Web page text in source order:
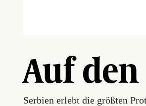
Auf
Serbien erlebt die größten